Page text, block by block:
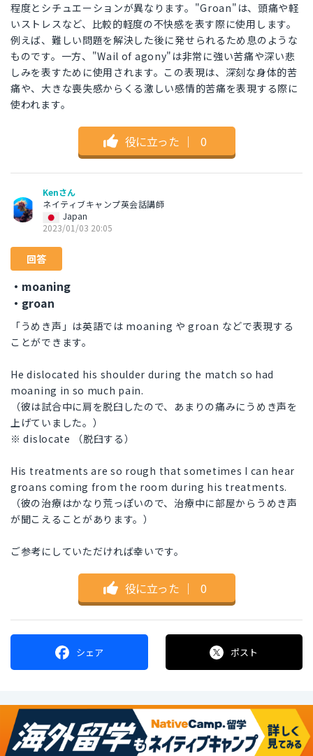
程度とシチュエーションが異なります。"Groan"は、頭痛や軽
いストレスなど、比較的軽度の不快感を表す際に使用します。
例えば、難しい問題を解決した後に発せられるため息のような
ものです。一方、"Wail of agony"は非常に強い苦痛や深い悲
しみを表すために使用されます。この表現は、深刻な身体的苦
痛や、大きな喪失感からくる激しい感情的苦痛を表現する際に
使われます。
役に立った ｜ 0
Kenさん
ネイティブキャンプ英会話講師
Japan
2023/01/03 20:05
回答
・moaning
・groan
「うめき声」は英語では moaning や groan などで表現する
ことができます。
He dislocated his shoulder during the match so had
moaning in so much pain.
（彼は試合中に肩を脱臼したので、あまりの痛みにうめき声を
上げていました。）
※ dislocate （脱臼する）
His treatments are so rough that sometimes I can hear
groans coming from the room during his treatments.
（彼の治療はかなり荒っぽいので、治療中に部屋からうめき声
が聞こえることがあります。）
ご参考にしていただければ幸いです。
役に立った ｜ 0
シェア ポスト